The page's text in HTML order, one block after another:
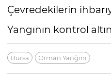
Çevredekilerin
Yangının kontrol
Bursa Orman Yanğını